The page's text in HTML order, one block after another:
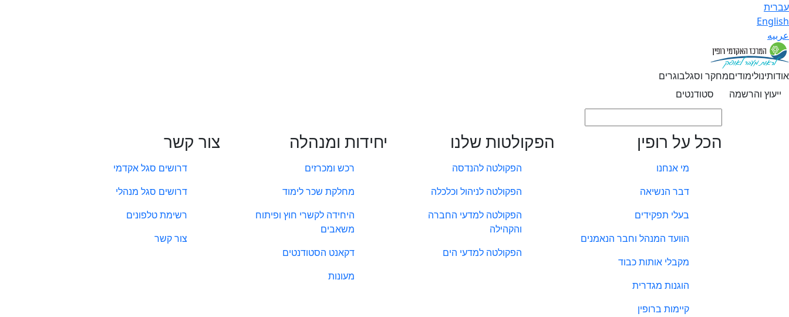
עברית
English
عربيه
אודותינולימודיםמחקר וסגלבוגרים
ייעוץ והרשמה
סטודנטים
הכל על רופין
מי אנחנו
דבר הנשיאה
בעלי תפקידים
הוועד המנהל וחבר הנאמנים
מקבלי אותות כבוד
הוגנות מגדרית
קיימות ברופין
הפקולטות שלנו
הפקולטה להנדסה
הפקולטה לניהול וכלכלה
הפקולטה למדעי החברה
והקהילה
הפקולטה למדעי הים
יחידות ומנהלה
רכש ומכרזים
מחלקת שכר לימוד
היחידה לקשרי חוץ ופיתוח
משאבים
דקאנט הסטודנטים
מעונות
צור קשר
דרושים סגל אקדמי
דרושים סגל מנהלי
רשימת טלפונים
צור קשר